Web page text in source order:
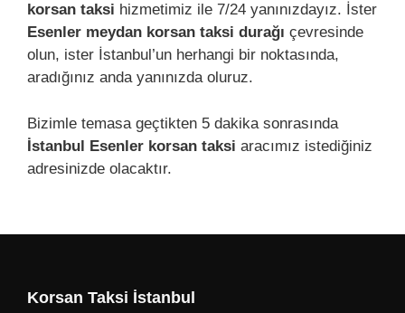
korsan taksi hizmetimiz ile 7/24 yanınızdayız. İster
Esenler meydan korsan taksi durağı çevresinde
olun, ister İstanbul’un herhangi bir noktasında,
aradığınız anda yanınızda oluruz.
Bizimle temasa geçtikten 5 dakika sonrasında
İstanbul Esenler korsan taksi aracımız istediğiniz
adresinizde olacaktır.
Korsan Taksi İstanbul